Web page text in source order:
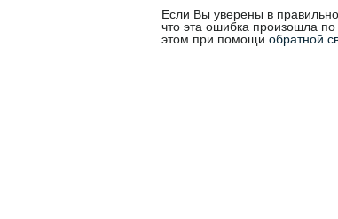
Если Вы уверены в
что эта ошибка произошла
этом при помощи обратной